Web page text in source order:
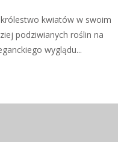
kwiatów w swoim
podziwianych roślin na
wyglądu...